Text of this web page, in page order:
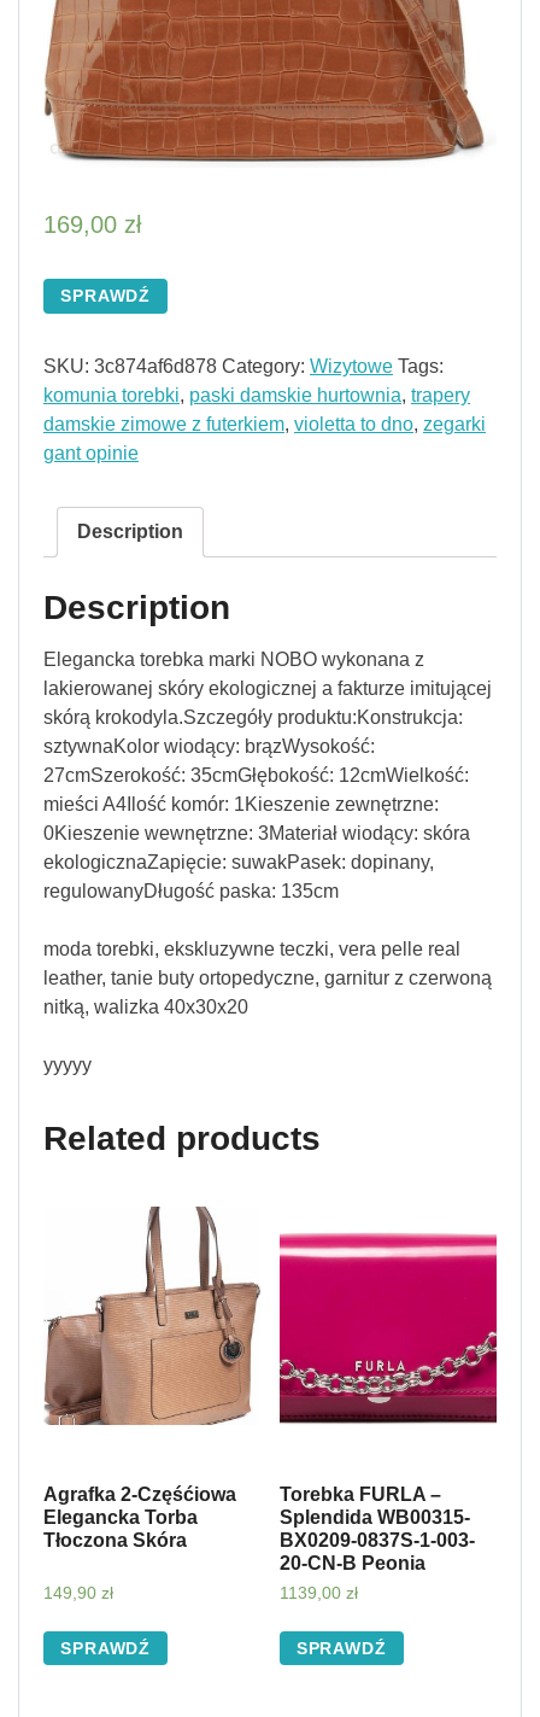
169,00 zł
SPRAWDŹ
SKU: 3c874af6d878 Category: Wizytowe Tags:
komunia torebki, paski damskie hurtownia, trapery
damskie zimowe z futerkiem, violetta to dno, zegarki
gant opinie
Description
Description
Elegancka torebka marki NOBO wykonana z
lakierowanej skóry ekologicznej a fakturze imitującej
skórą krokodyla.Szczegóły produktu:Konstrukcja:
sztywnaKolor wiodący: brązWysokość:
27cmSzerokość: 35cmGłębokość: 12cmWielkość:
mieści A4Ilość komór: 1Kieszenie zewnętrzne:
0Kieszenie wewnętrzne: 3Materiał wiodący: skóra
ekologicznaZapięcie: suwakPasek: dopinany,
regulowanyDługość paska: 135cm
moda torebki, ekskluzywne teczki, vera pelle real
leather, tanie buty ortopedyczne, garnitur z czerwoną
nitką, walizka 40x30x20
yyyyy
Related products
Agrafka 2-Częśćiowa
Elegancka Torba
Tłoczona Skóra
149,90 zł
SPRAWDŹ
Torebka FURLA –
Splendida WB00315-
BX0209-0837S-1-003-
20-CN-B Peonia
1139,00 zł
SPRAWDŹ